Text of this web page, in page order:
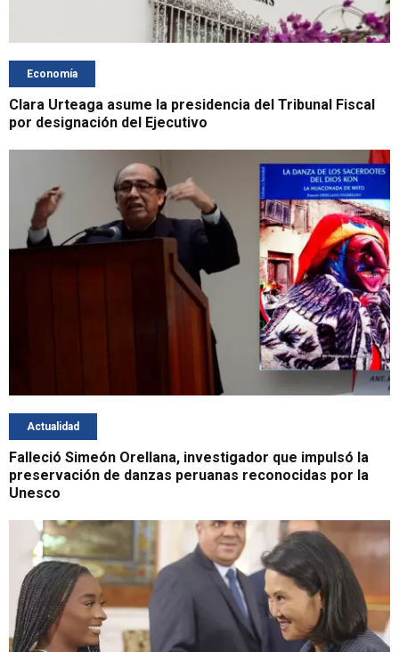
Economía
Clara Urteaga asume la presidencia del Tribunal Fiscal
por designación del Ejecutivo
Actualidad
Falleció Simeón Orellana, investigador que impulsó la
preservación de danzas peruanas reconocidas por la
Unesco